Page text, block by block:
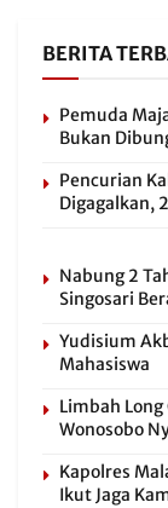
BERITA
Pemuda
Bukan
Pencurian
Digagalkan,
Nabung 2
Singosari
Yudisium
Mahasiswa
Limbah
Wonosobo
Kapolres
Ikut Jaga